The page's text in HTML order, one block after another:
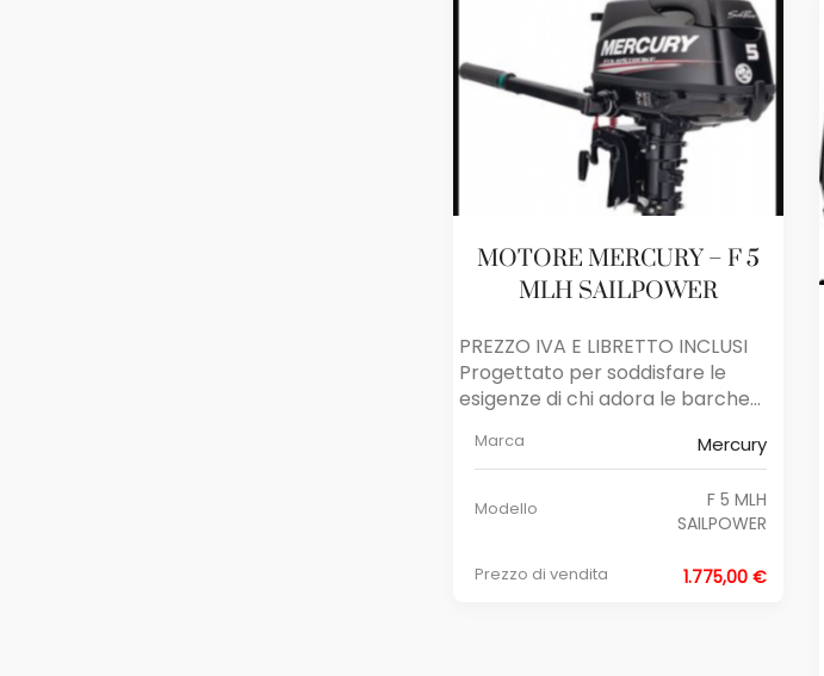
MOTORE MERCURY – F 5
MLH SAILPOWER
PREZZO IVA E LIBRETTO INCLUSI
Progettato per soddisfare le
esigenze di chi adora le barche...
Marca Mercury
Modello
F 5 MLH
SAILPOWER
Prezzo di vendita 1.775,00 €